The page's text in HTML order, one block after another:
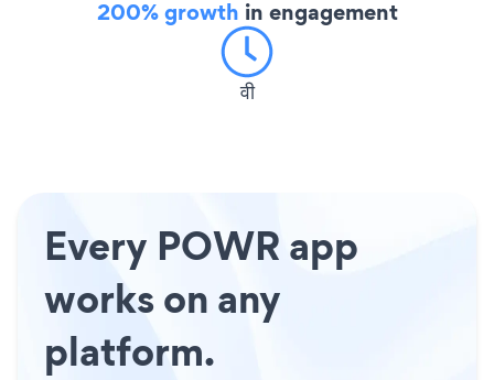
200% growth in engagement
वी
Every POWR app
works on any
platform.